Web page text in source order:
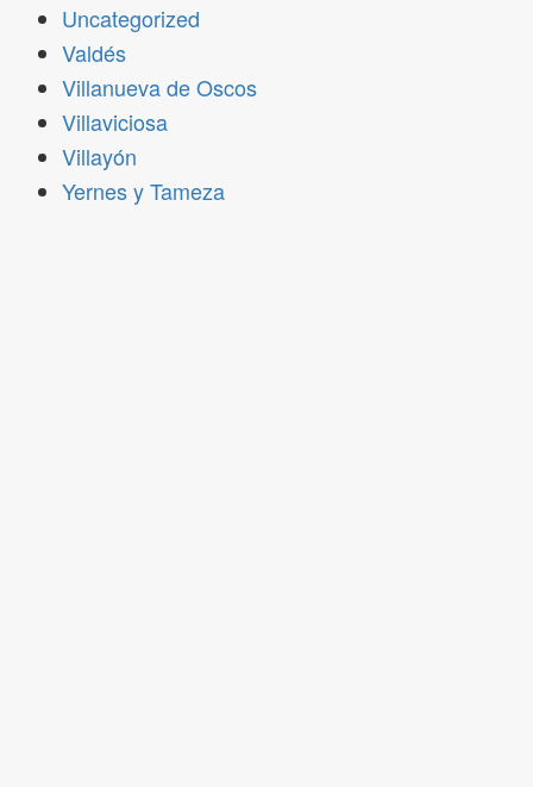
Uncategorized
Valdés
Villanueva de Oscos
Villaviciosa
Villayón
Yernes y Tameza